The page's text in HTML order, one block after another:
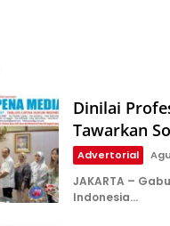
Dinilai
Tawarkan
Advertorial
JAKARTA –
Indonesia…